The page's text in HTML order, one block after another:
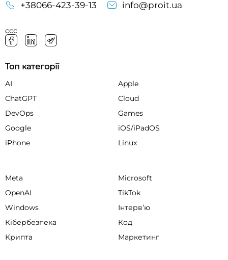
+38066-423-39-13
info@proit.ua
ссс
Топ категорії
AI
Apple
ChatGPT
Cloud
DevOps
Games
Google
iOS/iPadOS
iPhone
Linux
Meta
Microsoft
OpenAI
TikTok
Windows
Інтервʼю
Кібербезпека
Код
Крипта
Маркетинг